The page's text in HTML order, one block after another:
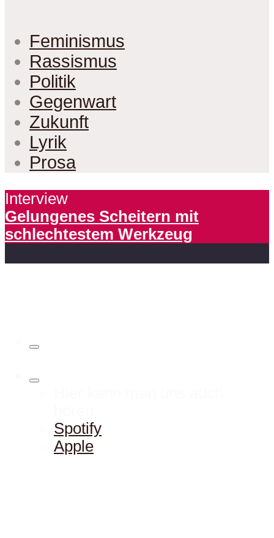
Feminismus
Rassismus
Politik
Gegenwart
Zukunft
Lyrik
Prosa
Interview
Gelungenes Scheitern mit
schlechtestem Werkzeug
Spotify
Apple